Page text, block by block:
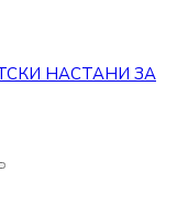
НАСТАНИ ЗА